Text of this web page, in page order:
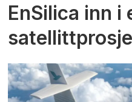
EnSilica inn i